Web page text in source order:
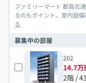
ファミリーマート 都島北
るのもポイント。室内設
る
募集中の部屋
202
14.7万
2階 /